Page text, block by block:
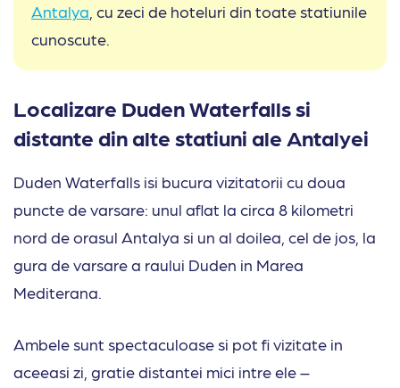
Antalya , cu zeci de hoteluri din toate statiunile
cunoscute.
Localizare Duden Waterfalls si
distante din alte statiuni ale Antalyei
Duden Waterfalls isi bucura vizitatorii cu doua
puncte de varsare: unul aflat la circa 8 kilometri
nord de orasul Antalya si un al doilea, cel de jos, la
gura de varsare a raului Duden in Marea
Mediterana.
Ambele sunt spectaculoase si pot fi vizitate in
aceeasi zi, gratie distantei mici intre ele –